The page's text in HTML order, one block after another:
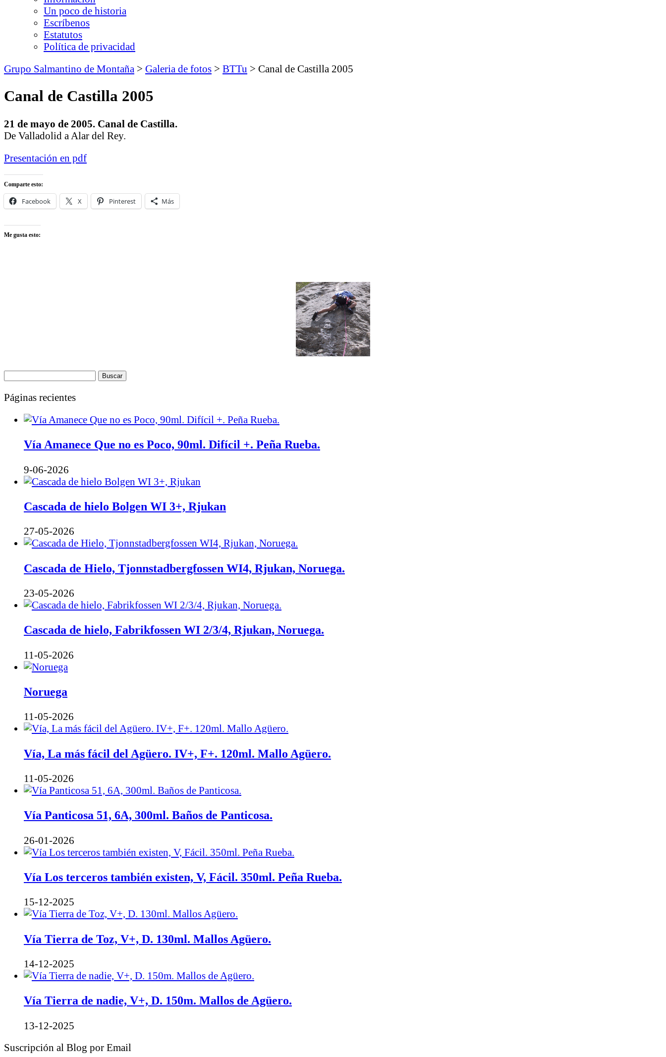
Un poco de historia
Escríbenos
Estatutos
Política de privacidad
Grupo Salmantino de Montaña > Galeria de fotos > BTTu > Canal de Castilla 2005
Canal de Castilla 2005
21 de mayo de 2005. Canal de Castilla.
De Valladolid a Alar del Rey.
Presentación en pdf
Comparte esto:
Facebook X Pinterest Más
Me gusta esto:
Buscar:
Páginas recientes
Vía Amanece Que no es Poco, 90ml. Difícil +. Peña Rueba.
9-06-2026
Cascada de hielo Bolgen WI 3+, Rjukan
27-05-2026
Cascada de Hielo, Tjonnstadbergfossen WI4, Rjukan, Noruega.
23-05-2026
Cascada de hielo, Fabrikfossen WI 2/3/4, Rjukan, Noruega.
11-05-2026
Noruega
11-05-2026
Vía, La más fácil del Agüero. IV+, F+. 120ml. Mallo Agüero.
11-05-2026
Vía Panticosa 51, 6A, 300ml. Baños de Panticosa.
26-01-2026
Vía Los terceros también existen, V, Fácil. 350ml. Peña Rueba.
15-12-2025
Vía Tierra de Toz, V+, D. 130ml. Mallos Agüero.
14-12-2025
Vía Tierra de nadie, V+, D. 150m. Mallos de Agüero.
13-12-2025
Suscripción al Blog por Email